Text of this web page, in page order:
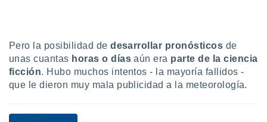
En
que
Pero la posibilidad de desarrollar pronósticos de
unas cuantas horas o días aún era parte de la ciencia
ficción. Hubo muchos intentos - la mayoría fallidos -
que le dieron muy mala publicidad a la meteorología.